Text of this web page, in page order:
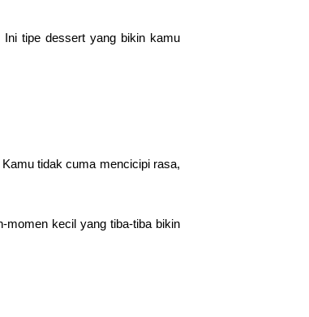
tipe dessert yang bikin kamu
tidak cuma mencicipi rasa,
momen kecil yang tiba-tiba bikin